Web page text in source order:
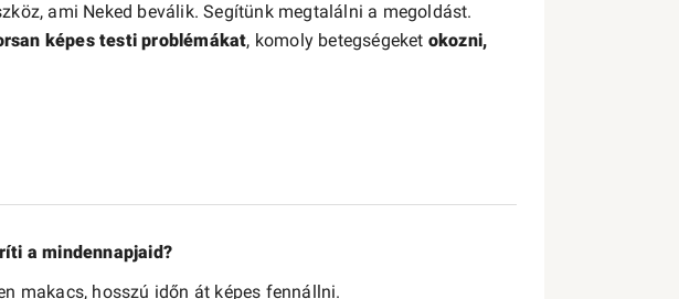
ami Neked beválik. Segítünk megtalálni a megoldást.
képes testi problémákat, komoly betegségeket okozni,
a mindennapjaid?
makacs, hosszú időn át képes fennállni.